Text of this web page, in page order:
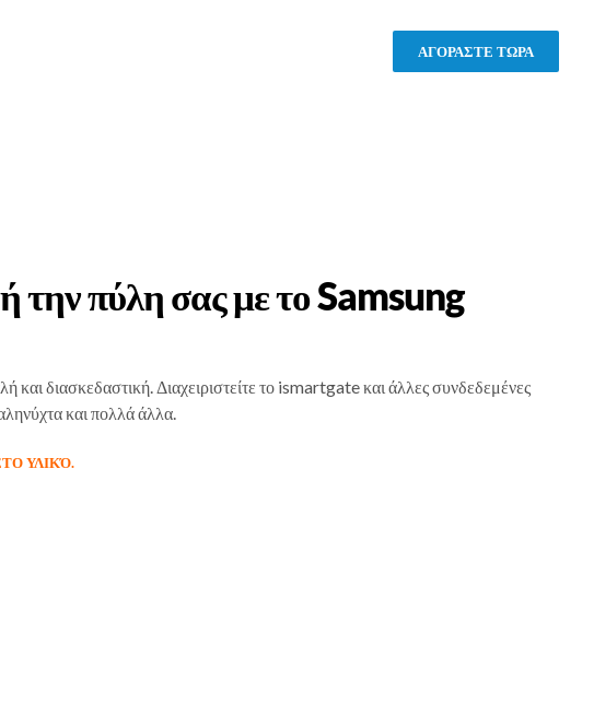
ΑΓΟΡΑΣΤΕ ΤΩΡΑ
ή την πύλη σας με το Samsung
διασκεδαστική. Διαχειριστείτε το ismartgate και άλλες συνδεδεμένες
και πολλά άλλα.
ΥΛΙΚΌ.